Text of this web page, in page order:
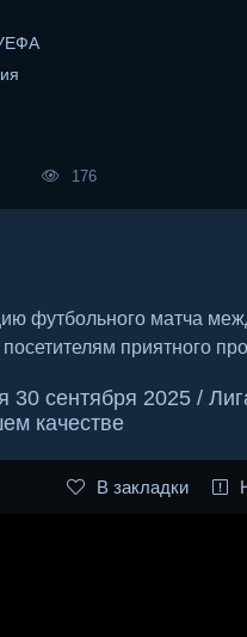
176
футбольного матча
приятного
сентября 2025 /
качестве
В закладки